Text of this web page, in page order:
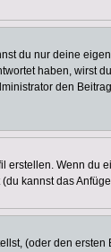
du nur deine
haben, wirst
den
erstellen. Wenn du
kannst das
(oder den